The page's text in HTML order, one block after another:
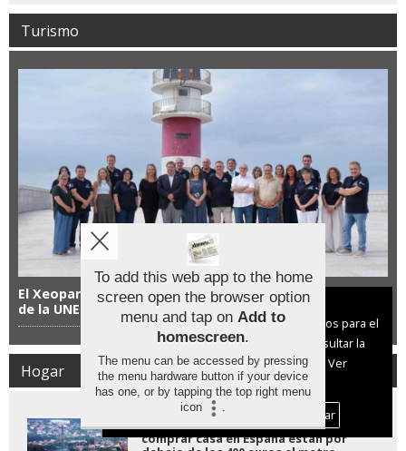
Turismo
El Xeoparque Cabo Ortegal supera su primera revisión
de la UNESCO
Hogar
Los municipios más baratos para
comprar casa en España están por
Aviso sobre el Uso de cookies:
Utilizamos cookies nuestras y de terceros para el
funcionamiento del digital. Puedes consultar la
lista de cookies y como desconectarlas.
Ver
nuestra Política de Privacidad y Cookies
Aceptar Cookies
Personalizar
To add this web app to the home
screen open the browser option
menu and tap on Add to
homescreen.
The menu can be accessed by pressing
the menu hardware button if your device
has one, or by tapping the top right menu
icon
.